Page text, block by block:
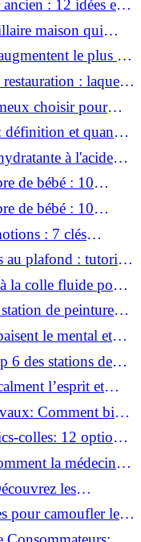
: 12 idées et
maison qui
cheveux ?le plus la
?
: laquelle
?
choisir pour
définition et quand
à l'acide
de bébé : 10
de bébé : 10
: 7 clés
au plafond : tutoriel
la colle fluide pour
de peinture
le mental et
6 des stations de
l’esprit et
Comment bien
colles: 12 options
la médecine
confiance!
les
parfait!
pour camoufler les